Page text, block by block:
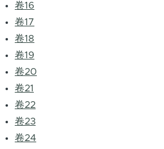
卷16
卷17
卷18
卷19
卷20
卷21
卷22
卷23
卷24